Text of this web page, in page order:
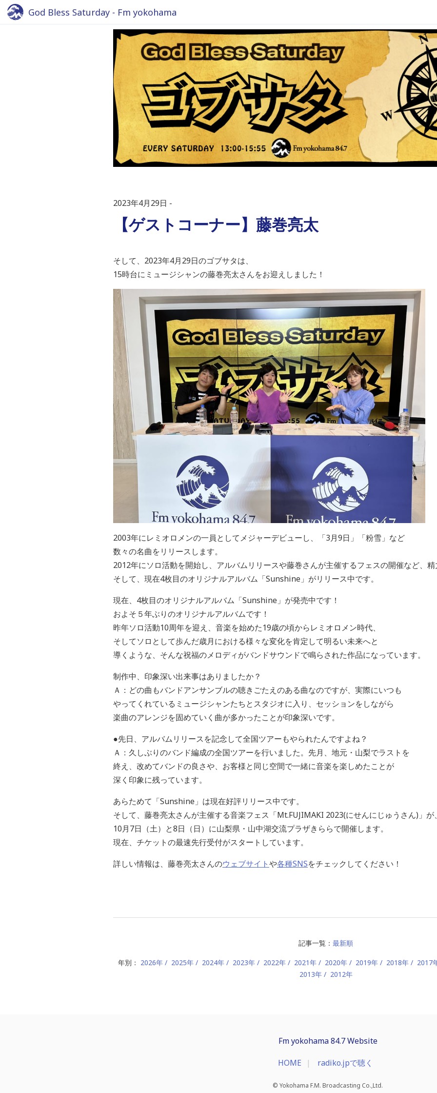
God Bless Saturday - Fm yokohama
2023年4月29日
【ゲストコーナー】藤巻亮太
そして、2023年4月29日のゴブサタは、
15時台にミュージシャンの藤巻亮太さんをお迎えしました！
2003年にレミオロメンの一員としてメジャーデビューし、「3月9日」「粉雪」など
数々の名曲をリリースします。
2012年にソロ活動を開始し、アルバムリリースや藤巻さんが主催するフェスの開催など、精
そして、現在4枚目のオリジナルアルバム「Sunshine」がリリース中です。
現在、4枚目のオリジナルアルバム「Sunshine」が発売中です！
およそ５年ぶりのオリジナルアルバムです！
昨年ソロ活動10周年を迎え、音楽を始めた19歳の頃からレミオロメン時代、
そしてソロとして歩んだ歳月における様々な変化を肯定して明るい未来へと
導くような、そんな祝福のメロディがバンドサウンドで鳴らされた作品になっています。
制作中、印象深い出来事はありましたか？
Ａ：どの曲もバンドアンサンブルの聴きごたえのある曲なのですが、実際にいつも
やってくれているミュージシャンたちとスタジオに入り、セッションをしながら
楽曲のアレンジを固めていく曲が多かったことが印象深いです。
●先日、アルバムリリースを記念して全国ツアーもやられたんですよね？
Ａ：久しぶりのバンド編成の全国ツアーを行いました。先月、地元・山梨でラストを
終え、改めてバンドの良さや、お客様と同じ空間で一緒に音楽を楽しめたことが
深く印象に残っています。
あらためて「Sunshine」は現在好評リリース中です。
そして、藤巻亮太さんが主催する音楽フェス「Mt.FUJIMAKI 2023(にせんにじゅうさん)」が、
10月7日（土）と8日（日）に山梨県・山中湖交流プラザきららで開催します。
現在、チケットの最速先行受付がスタートしています。
詳しい情報は、藤巻亮太さんのウェブサイトや各種SNSをチェックしてください！
記事一覧： 最新順
年別： 2026年 2025年 2024年 2023年 2022年 2021年 2020年 2019年 2018年 2017
2013年
2012年
Fm yokohama 84.7 Website
HOME radiko.jpで聴く
© Yokohama F.M. Broadcasting Co.,Ltd.